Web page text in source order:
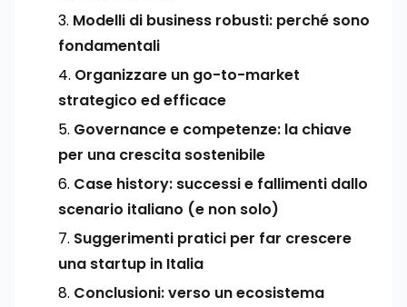
Modelli di business robusti: perché sono
fondamentali
Organizzare un go-to-market
strategico ed efficace
Governance e competenze: la chiave
per una crescita sostenibile
Case history: successi e fallimenti dallo
scenario italiano (e non solo)
Suggerimenti pratici per far crescere
una startup in Italia
Conclusioni: verso un ecosistema